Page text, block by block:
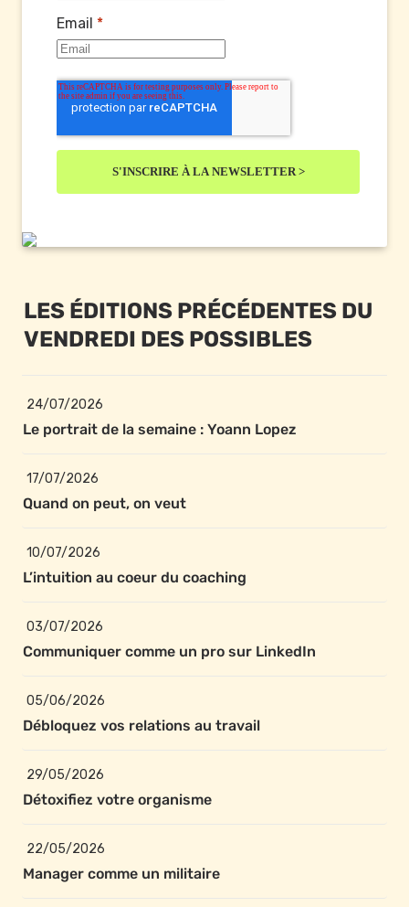
Email *
LES ÉDITIONS PRÉCÉDENTES DU
VENDREDI DES POSSIBLES
Le portrait de la semaine : Yoann Lopez
24/07/2026
Quand on peut, on veut
17/07/2026
L’intuition au coeur du coaching
10/07/2026
Communiquer comme un pro sur LinkedIn
03/07/2026
Débloquez vos relations au travail
05/06/2026
Détoxifiez votre organisme
29/05/2026
Manager comme un militaire
22/05/2026